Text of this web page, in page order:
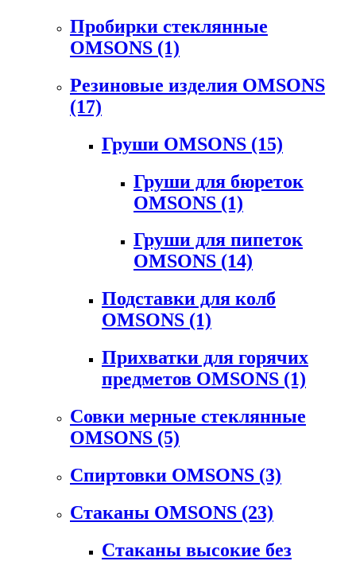
Пробирки стеклянные
OMSONS (1)
Резиновые изделия OMSONS
(17)
Груши OMSONS (15)
Груши для бюреток
OMSONS (1)
Груши для пипеток
OMSONS (14)
Подставки для колб
OMSONS (1)
Прихватки для горячих
предметов OMSONS (1)
Совки мерные стеклянные
OMSONS (5)
Спиртовки OMSONS (3)
Стаканы OMSONS (23)
Стаканы высокие без